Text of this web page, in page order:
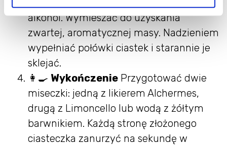
alkohol. Wymieszać do uzyskania
zwartej, aromatycznej masy. Nadzieniem
wypełniać połówki ciastek i starannie je
sklejać.
👩‍🍳 Wykończenie Przygotować dwie
miseczki: jedną z likierem Alchermes,
drugą z Limoncello lub wodą z żółtym
barwnikiem. Każdą stronę złożonego
ciasteczka zanurzyć na sekundę w